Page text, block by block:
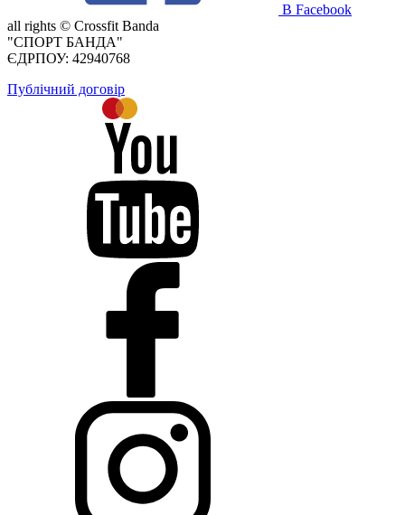
В Facebook
all rights © Crossfit Banda
"СПОРТ БАНДА"
ЄДРПОУ: 42940768
Публічний договір